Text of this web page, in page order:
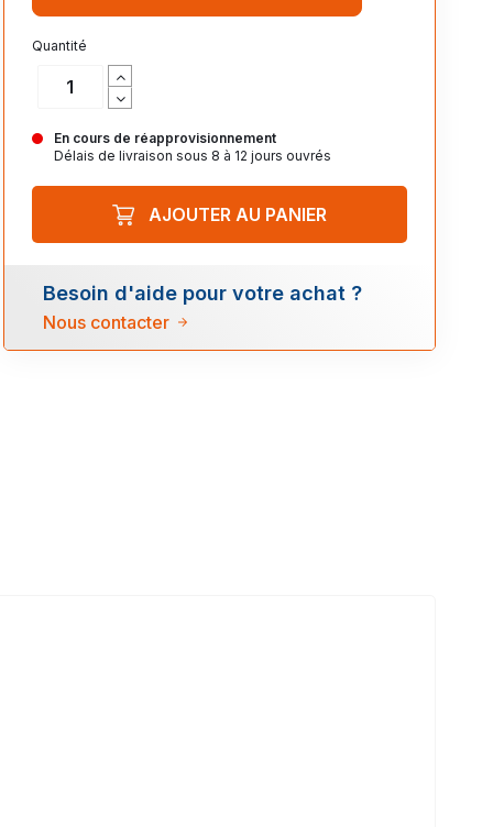
Quantité
En cours de réapprovisionnement
Délais de livraison sous 8 à 12 jours ouvrés
AJOUTER AU PANIER
Besoin d'aide pour votre achat ?
Nous contacter